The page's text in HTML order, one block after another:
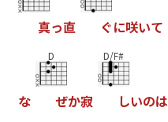
真っ直 ぐに咲いて
な
D
ぜか寂
D/F#
しいのは